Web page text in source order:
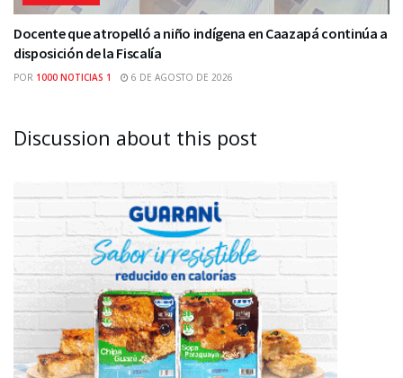
Docente que atropelló a niño indígena en Caazapá continúa a
disposición de la Fiscalía
POR 1000 NOTICIAS 1 6 DE AGOSTO DE 2026
Discussion about this post